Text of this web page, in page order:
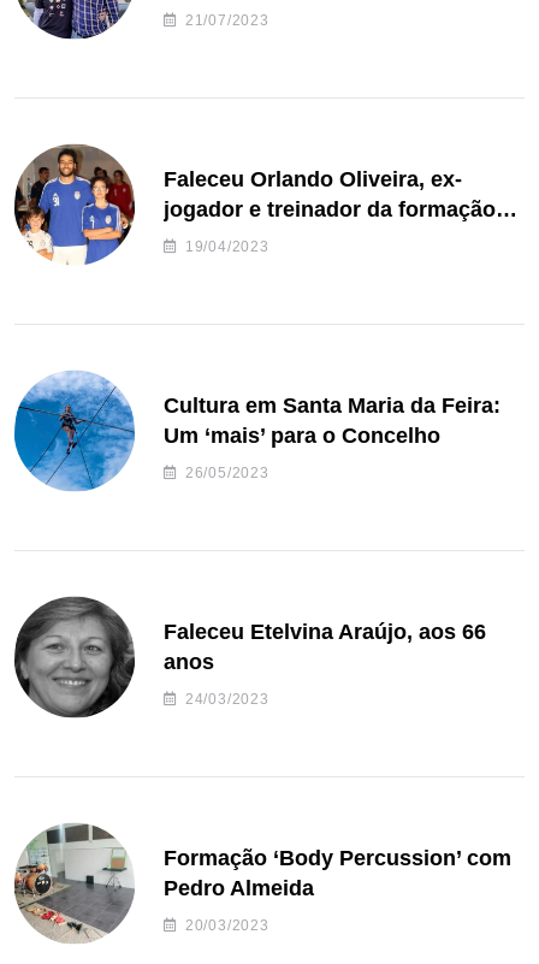
de Freguesia S. João de Ver
21/07/2023
Faleceu Orlando Oliveira, ex-
jogador e treinador da formação
de andebol do Feirense
19/04/2023
Cultura em Santa Maria da Feira:
Um ‘mais’ para o Concelho
26/05/2023
Faleceu Etelvina Araújo, aos 66
anos
24/03/2023
Formação ‘Body Percussion’ com
Pedro Almeida
20/03/2023